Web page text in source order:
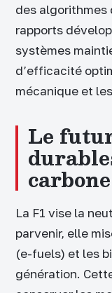
des algorithmes
rapports
systèmes
d’efficacité
mécanique et
Le
carbone
La F1 vise la
parvenir, elle
(e-fuels) et les
génération.